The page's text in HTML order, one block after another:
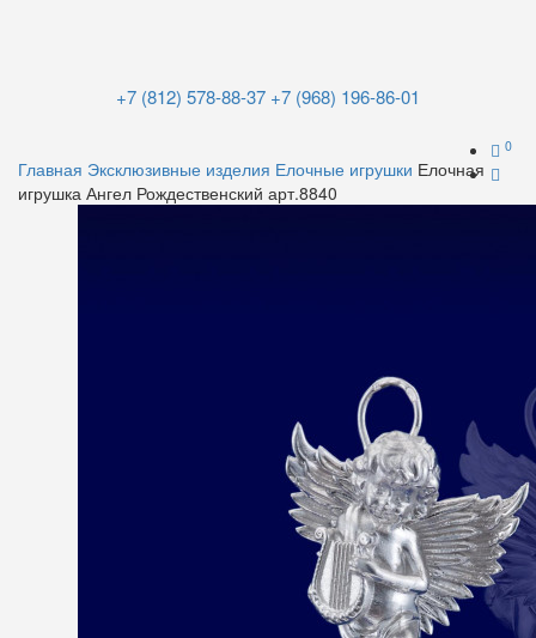
+7 (812) 578-88-37 +7 (968) 196-86-01
0
Главная Эксклюзивные изделия Елочные игрушки Елочная
игрушка Ангел Рождественский арт.8840